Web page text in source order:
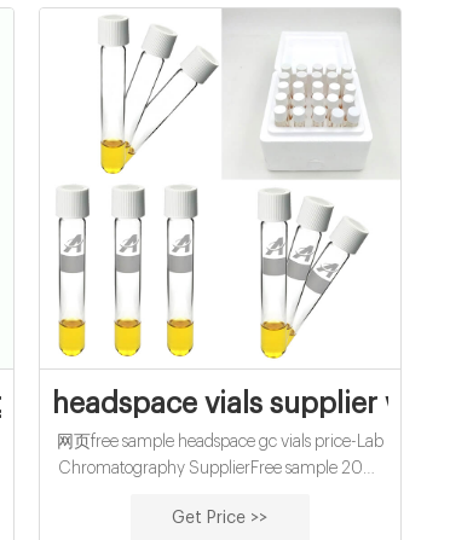
vials with flat bottom price
headspace vials supplier
网页free sample headspace gc vials price-Lab
Chromatography SupplierFree sample 20ml
Material: USP Type 1, Class A, 33 Borosilicate
Get Price >>